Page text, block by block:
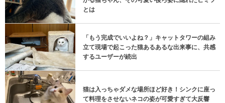
とは
「もう完成でいいよね？」キャットタワーの組み
立て現場で起こった猫あるあるな出来事に、共感
するユーザーが続出
猫は入っちゃダメな場所ほど好き！シンクに座っ
て料理をさせないネコの姿が可愛すぎて大反響